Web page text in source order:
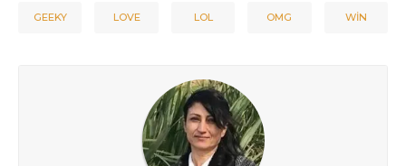
GEEKY LOVE LOL OMG WIN